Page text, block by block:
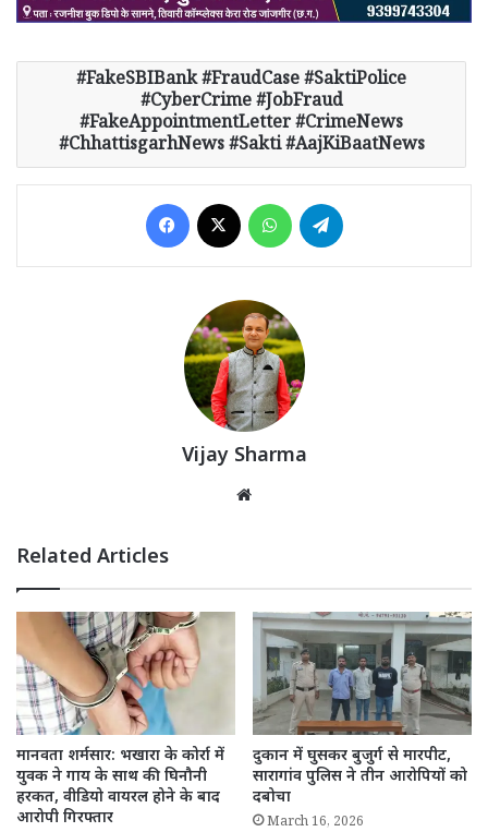
FakeSBIBank #FraudCase #SaktiPolice
#CyberCrime #JobFraud
#FakeAppointmentLetter #CrimeNews
#ChhattisgarhNews #Sakti #AajKiBaatNews
Facebook WhatsApp
Vijay Sharma
Related Articles
मानवता शर्मसार: भखारा के कोर्रा में
युवक ने गाय के साथ की घिनौनी
हरकत, वीडियो वायरल होने के बाद
आरोपी गिरफ्तार
दुकान में घुसकर बुजुर्ग से मारपीट,
सारागांव पुलिस ने तीन आरोपियों को
दबोचा
March 16, 2026